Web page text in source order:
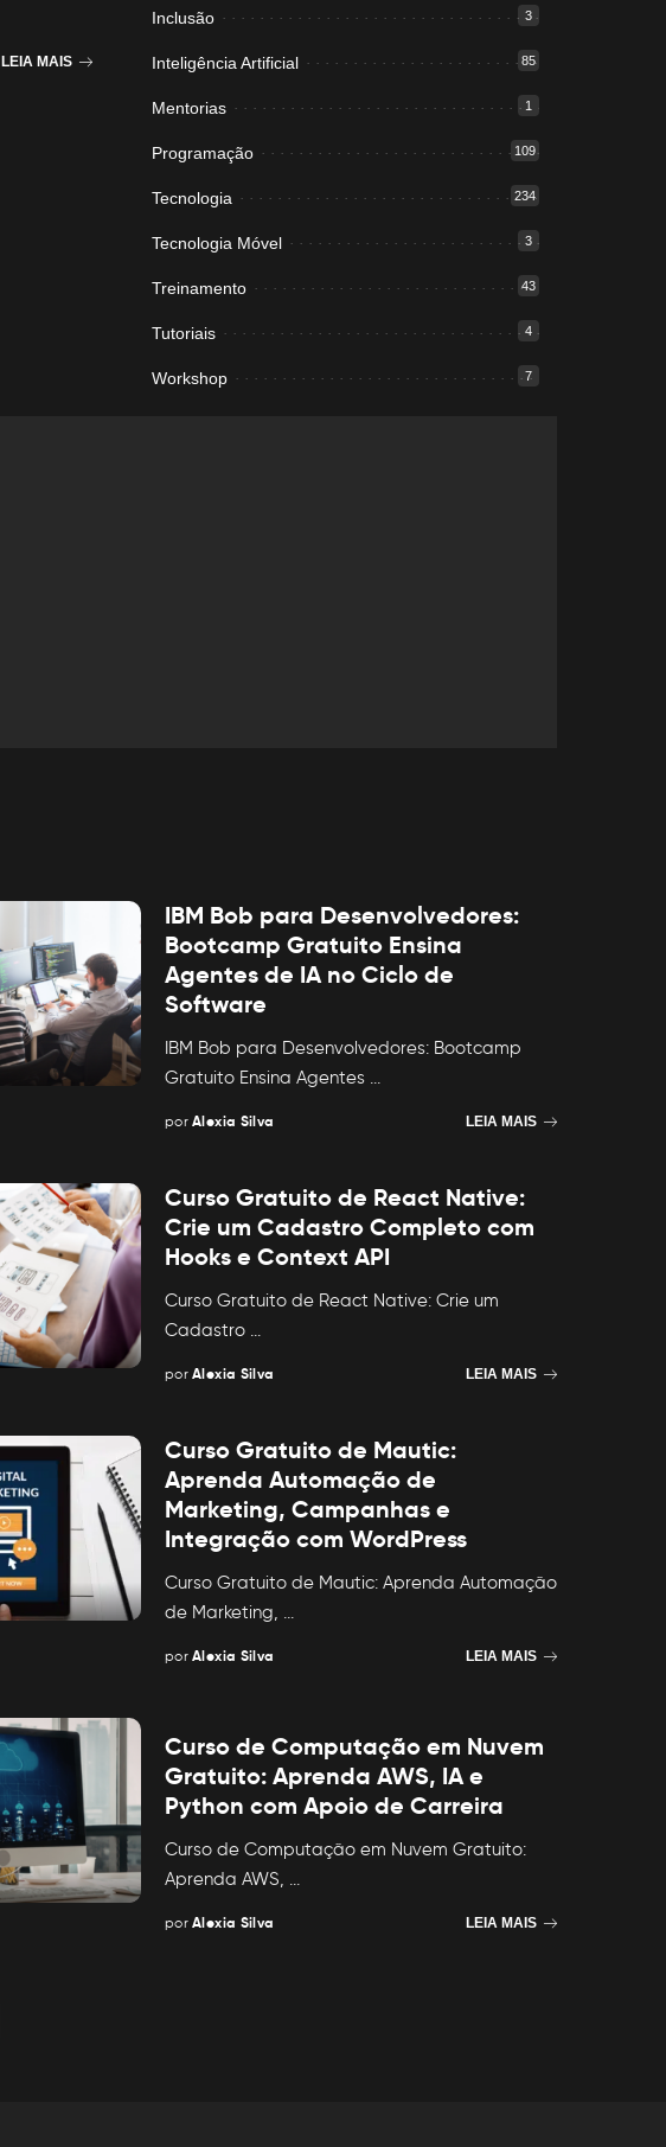
LEIA MAIS
Inclusão 3
Inteligência Artificial 85
Mentorias 1
Programação 109
Tecnologia 234
Tecnologia Móvel 3
Treinamento 43
Tutoriais 4
Workshop 7
IBM Bob para Desenvolvedores:
Bootcamp Gratuito Ensina
Agentes de IA no Ciclo de
Software
IBM Bob para Desenvolvedores: Bootcamp
Gratuito Ensina Agentes ...
Posted
por Alexia Silva LEIA MAIS
Curso Gratuito de React Native:
Crie um Cadastro Completo com
Hooks e Context API
Curso Gratuito de React Native: Crie um
Cadastro ...
Posted
por Alexia Silva LEIA MAIS
Curso Gratuito de Mautic:
Aprenda Automação de
Marketing, Campanhas e
Integração com WordPress
Curso Gratuito de Mautic: Aprenda Automação
de Marketing, ...
Posted
por Alexia Silva LEIA MAIS
Curso de Computação em Nuvem
Gratuito: Aprenda AWS, IA e
Python com Apoio de Carreira
Curso de Computação em Nuvem Gratuito:
Aprenda AWS, ...
Posted
por Alexia Silva LEIA MAIS